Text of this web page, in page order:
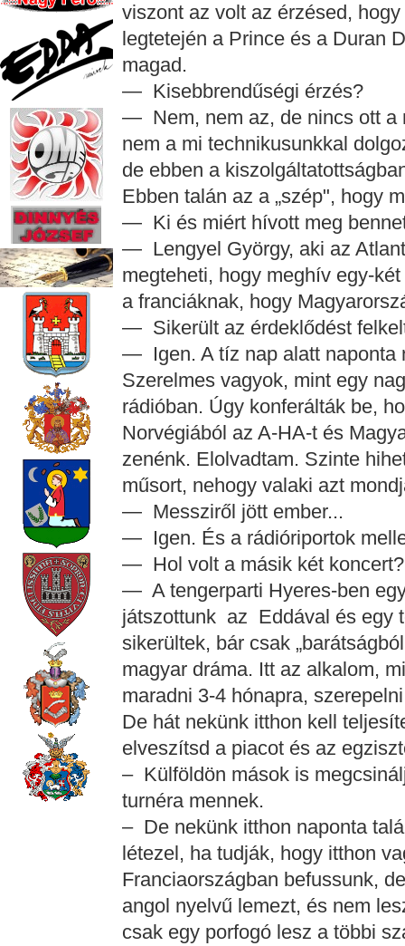
viszont az volt az érzésed,
legtetején a Prince és a Duran
magad.
— Kisebbrendűségi érzés?
— Nem, nem az, de nincs ott a
nem a mi technikusunkkal
de ebben a
Ebben talán az a „szép", hogy
— Ki és miért hívott meg
— Lengyel György, aki az
megteheti, hogy meghív egy-
a franciáknak, hogy
— Sikerült az érdeklődést
— Igen. A tíz nap alatt naponta
Szerelmes vagyok, mint egy
rádióban. Úgy konferálták be,
Norvégiából az A-HA-t és
zenénk. Elolvadtam. Szinte
műsort, nehogy valaki azt
— Messziről jött ember...
— Igen. És a rádióriportok
— Hol volt a másik két koncert?
— A tengerparti Hyeres-ben
játszottunk az Eddával és egy
sikerültek, bár csak
magyar dráma. Itt az alkalom,
maradni 3-4 hónapra,
De hát nekünk itthon kell
elveszítsd a piacot és az
– Külföldön mások is
turnéra mennek.
– De nekünk itthon naponta
létezel, ha tudják, hogy itthon
Franciaországban befussunk,
angol nyelvű lemezt, és nem
csak egy porfogó lesz a többi